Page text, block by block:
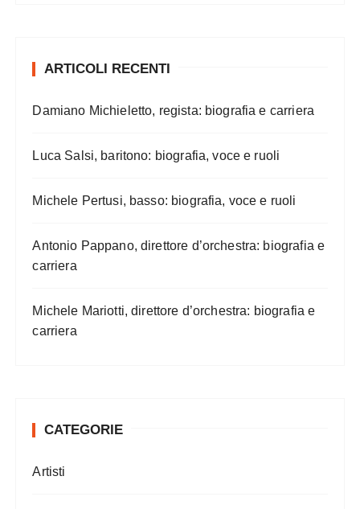
ARTICOLI RECENTI
Damiano Michieletto, regista: biografia e carriera
Luca Salsi, baritono: biografia, voce e ruoli
Michele Pertusi, basso: biografia, voce e ruoli
Antonio Pappano, direttore d’orchestra: biografia e
carriera
Michele Mariotti, direttore d’orchestra: biografia e
carriera
CATEGORIE
Artisti